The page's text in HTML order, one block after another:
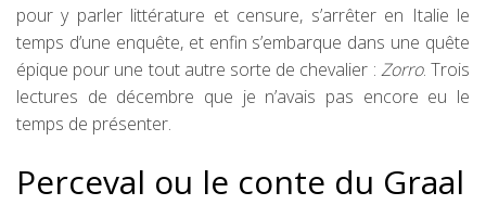
pour y parler littérature et censure, s’arrêter en Italie le
temps d’une enquête, et enfin s’embarque dans une quête
épique pour une tout autre sorte de chevalier : Zorro. Trois
lectures de décembre que je n’avais pas encore eu le
temps de présenter.
Perceval ou le conte du Graal